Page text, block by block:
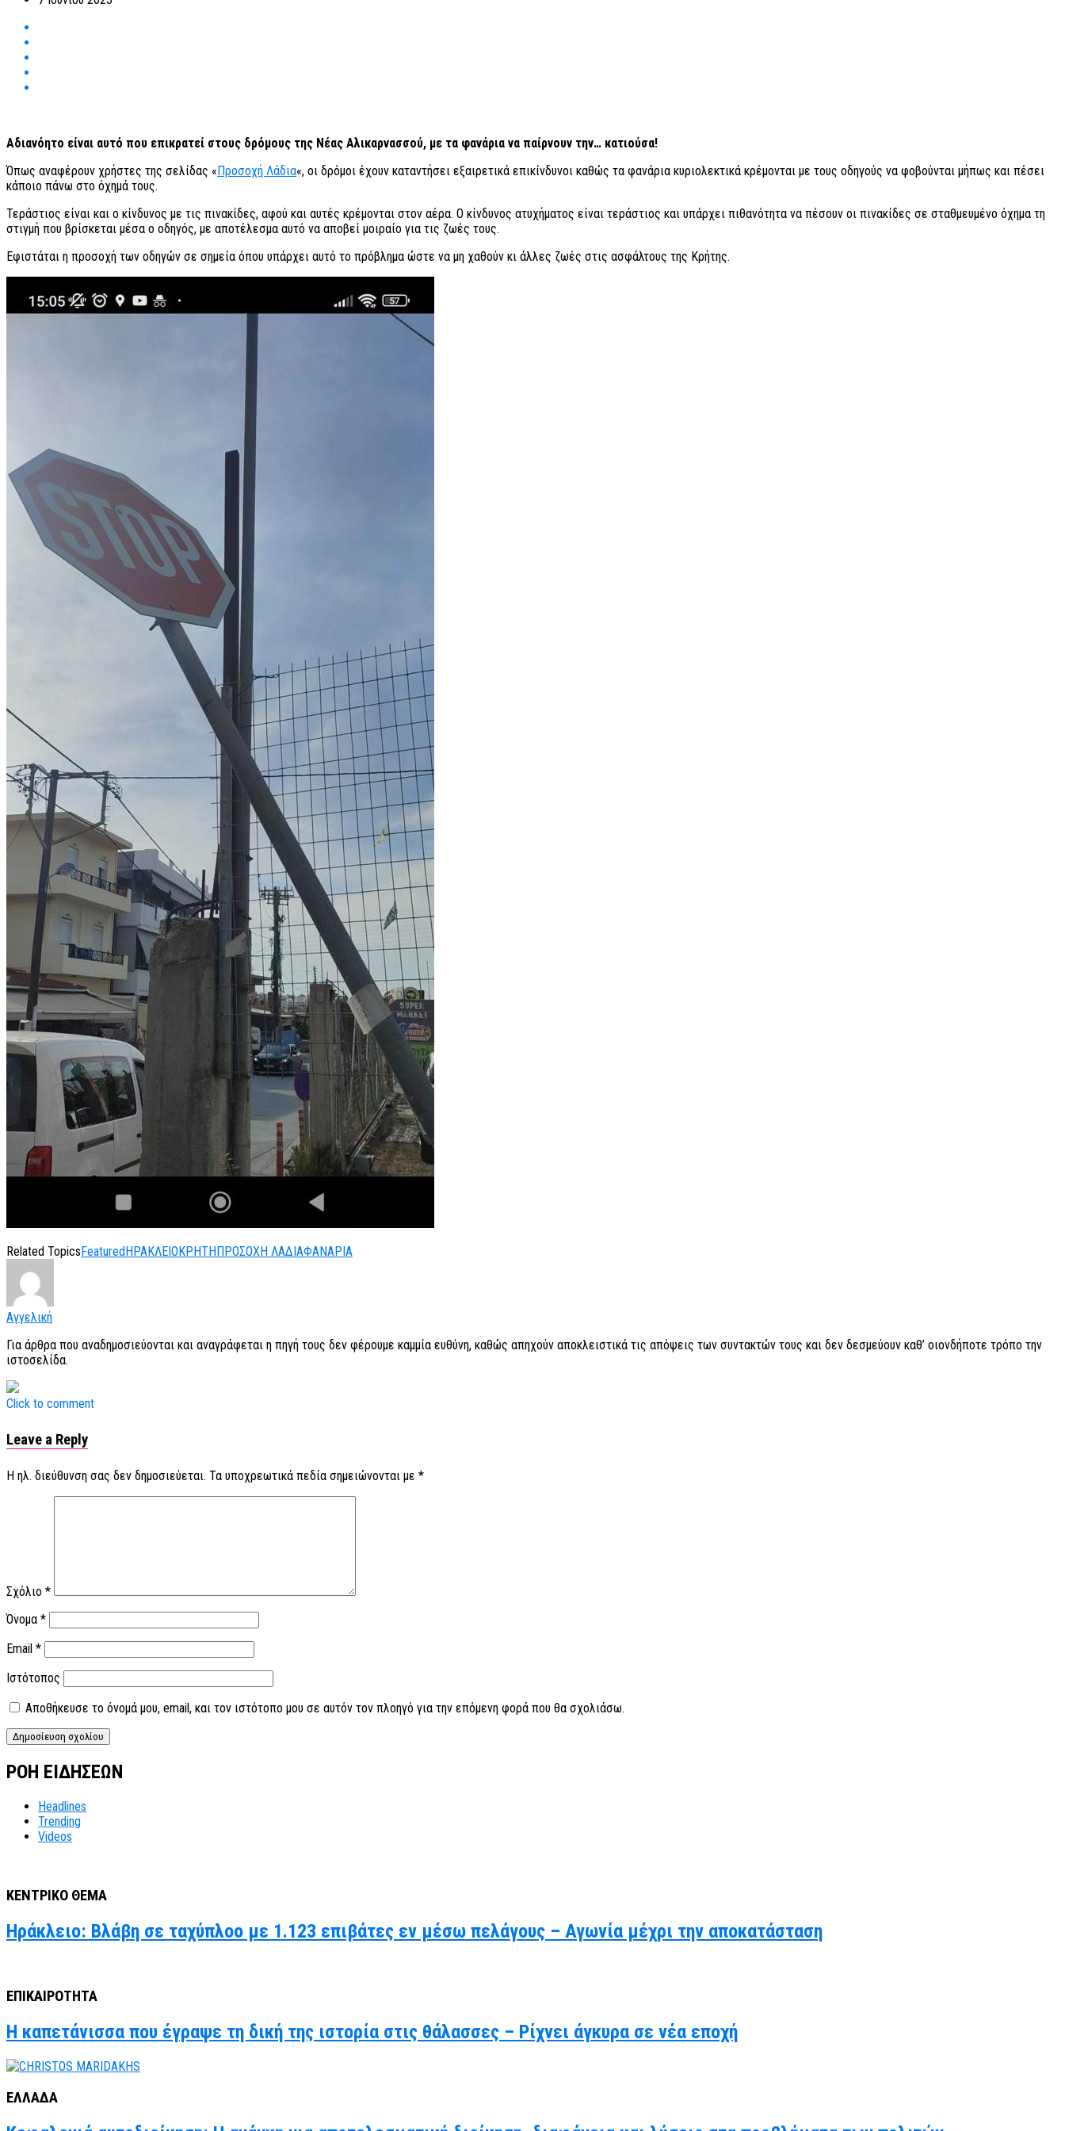
Αδιανόητο είναι αυτό που επικρατεί στους δρόμους της Νέας Αλικαρνασσού, με τα φανάρια να παίρνουν την… κατιούσα!
Όπως αναφέρουν χρήστες της σελίδας « Προσοχή Λάδια«, οι δρόμοι έχουν καταντήσει εξαιρετικά επικίνδυνοι καθώς τα φανάρια κυριολεκτικά κρέμονται με τους οδηγούς να φοβούνται μήπως και πέσει
κάποιο πάνω στο όχημά τους.
Τεράστιος είναι και ο κίνδυνος με τις πινακίδες, αφού και αυτές κρέμονται στον αέρα. Ο κίνδυνος ατυχήματος είναι τεράστιος και υπάρχει πιθανότητα να πέσουν οι πινακίδες σε σταθμευμένο όχημα τη
στιγμή που βρίσκεται μέσα ο οδηγός, με αποτέλεσμα αυτό να αποβεί μοιραίο για τις ζωές τους.
Εφιστάται η προσοχή των οδηγών σε σημεία όπου υπάρχει αυτό το πρόβλημα ώστε να μη χαθούν κι άλλες ζωές στις ασφάλτους της Κρήτης.
Related Topics Featured ΗΡΑΚΛΕΙΟΚΡΗΤΗ ΠΡΟΣΟΧΗ ΛΑΔΙΑΦΑΝΑΡΙΑ
Αγγελική
Για άρθρα που αναδημοσιεύονται και αναγράφεται η πηγή τους δεν φέρουμε καμμία ευθύνη, καθώς απηχούν αποκλειστικά τις απόψεις των συντακτών τους και δεν δεσμεύουν καθ’ οιονδήποτε τρόπο την
ιστοσελίδα.
Click to comment
Leave a Reply
Η ηλ. διεύθυνση σας δεν δημοσιεύεται. Τα υποχρεωτικά πεδία σημειώνονται με *
Σχόλιο *
Όνομα *
Email *
Ιστότοπος
Αποθήκευσε το όνομά μου, email, και τον ιστότοπο μου σε αυτόν τον πλοηγό για την επόμενη φορά που θα σχολιάσω.
ΡΟΗ ΕΙΔΗΣΕΩΝ
Headlines
Trending
Videos
ΚΕΝΤΡΙΚΟ ΘΕΜΑ
Ηράκλειο: Βλάβη σε ταχύπλοο με 1.123 επιβάτες εν μέσω πελάγους – Αγωνία μέχρι την αποκατάσταση
ΕΠΙΚΑΙΡΟΤΗΤΑ
Η καπετάνισσα που έγραψε τη δική της ιστορία στις θάλασσες – Ρίχνει άγκυρα σε νέα εποχή
ΕΛΛΑΔΑ